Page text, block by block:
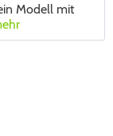
Modell mit